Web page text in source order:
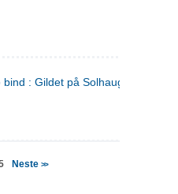
: Gildet på Solhaug ; Olaf
Neste>>